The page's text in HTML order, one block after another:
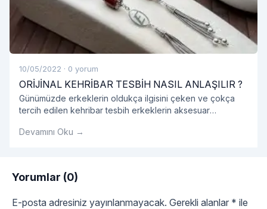
10/05/2022 · 0 yorum
ORİJİNAL KEHRİBAR TESBİH NASIL ANLAŞILIR ?
Günümüzde erkeklerin oldukça ilgisini çeken ve çokça
tercih edilen kehribar tesbih erkeklerin aksesuar
Genellikle hediyelik olarak alınan kehribar tesbih
Devamını Oku →
Yorumlar (0)
E-posta adresiniz yayınlanmayacak. Gerekli alanlar * ile